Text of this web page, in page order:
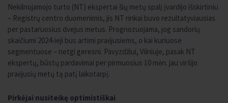
Nekilnojamojo turto (NT) ekspertai šių metų spalį įvardijo išskirtiniu
– Registrų centro duomenimis, jis NT rinkai buvo rezultatyviausias
per pastaruosius dvejus metus. Prognozuojama, jog sandorių
skaičiumi 2024-ieji bus artimi praėjusiems, o kai kuriuose
segmentuose – netgi geresni. Pavyzdžiui, Vilniuje, pasak NT
ekspertų, būstų pardavimai per pirmuosius 10 mėn. jau viršijo
praėjusių metų tą patį laikotarpį.
Pirkėjai nusiteikę optimistiškai